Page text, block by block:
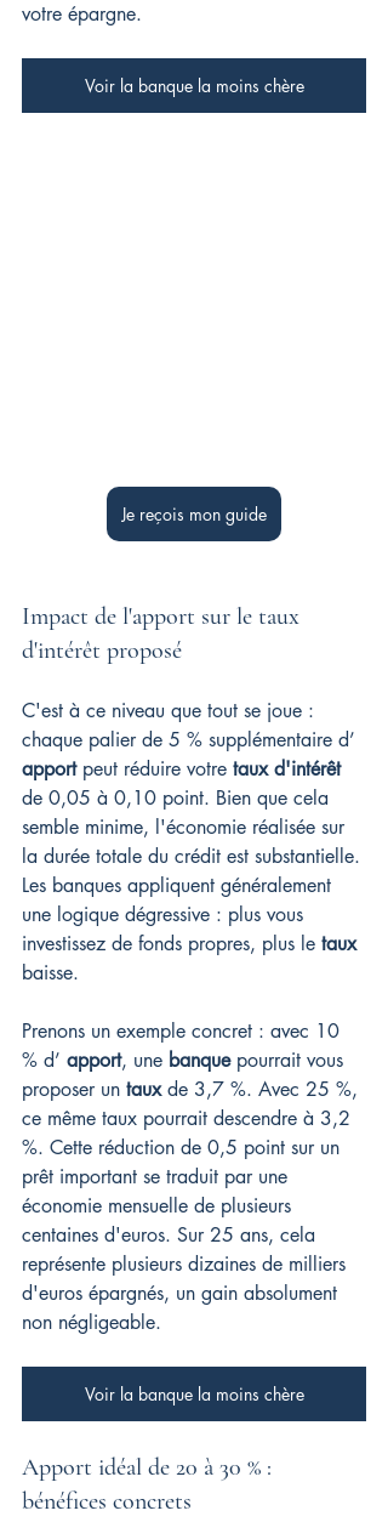
votre épargne.
Voir la banque la moins chère
Je reçois mon guide
Impact de l'apport sur le taux
d'intérêt proposé
C'est à ce niveau que tout se joue :
chaque palier de 5 % supplémentaire d’
apport peut réduire votre taux d'intérêt
de 0,05 à 0,10 point. Bien que cela
semble minime, l'économie réalisée sur
la durée totale du crédit est substantielle.
Les banques appliquent généralement
une logique dégressive : plus vous
investissez de fonds propres, plus le taux
baisse.
Prenons un exemple concret : avec 10
% d’ apport, une banque pourrait vous
proposer un taux de 3,7 %. Avec 25 %,
ce même taux pourrait descendre à 3,2
%. Cette réduction de 0,5 point sur un
prêt important se traduit par une
économie mensuelle de plusieurs
centaines d'euros. Sur 25 ans, cela
représente plusieurs dizaines de milliers
d'euros épargnés, un gain absolument
non négligeable.
Voir la banque la moins chère
Apport idéal de 20 à 30 % :
bénéfices concrets